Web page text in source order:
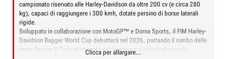
campionato riservato alle Harley-Davidson da oltre 200 cv (e circa 280
kg), capaci di raggiungere i 300 kmh, dotate persino di borse laterali
rigide.
Sviluppato in collaborazione con MotoGP™ e Dorna Sports, il FIM Harley-
Davidson Bagger World Cup debutterà nel 2026, portando il rombo delle
moto Touring V-Twin ottimizzate per le corse sui principali circuiti
Clicca per allargare...